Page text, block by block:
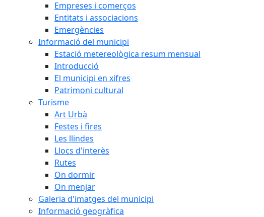
Empreses i comerços
Entitats i associacions
Emergències
Informació del municipi
Estació metereològica resum mensual
Introducció
El municipi en xifres
Patrimoni cultural
Turisme
Art Urbà
Festes i fires
Les llindes
Llocs d'interès
Rutes
On dormir
On menjar
Galeria d'imatges del municipi
Informació geogràfica